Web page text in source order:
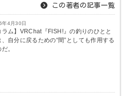
この著者の記事一覧
年4月30日
ラム】VRChat『FISH!』の釣りのひとと
、自分に戻るための“間”としても作用する
。